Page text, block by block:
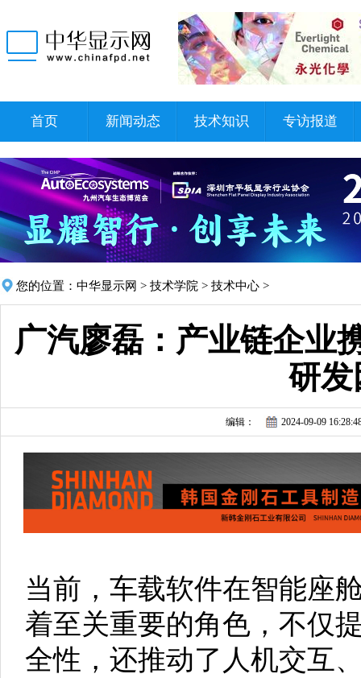
首页 新闻动态 技术知识 专访报道
您的位置： 中华显示网 > 技术学院 > 技术中心 >
广汽廖磊：产业链企业
研发
编辑： 2024-09-09
当前，车载软件在智能座
着至关重要的角色，不仅
全性，还推动了人机交互